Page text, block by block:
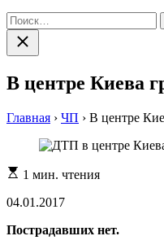
Найти:
Закрыть
поиск
В центре Киева
Главная › ЧП › В центре
Расчетное
чтения
1 мин. чтения
04.01.2017
Пострадавших нет.